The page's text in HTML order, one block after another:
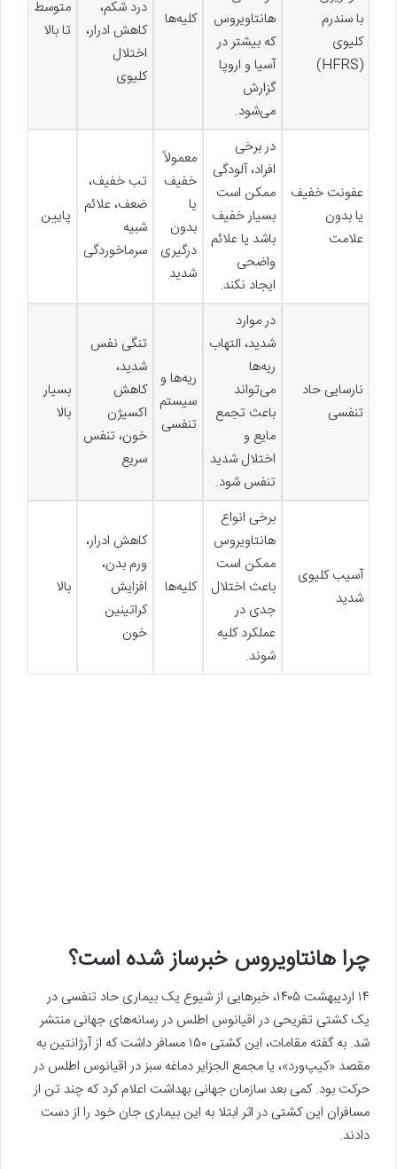
با سندرم
کلیوی
(HFRS)
هانتاویروس
که بیشتر در
آسیا و اروپا
گزارش
می‌شود.
کلیه‌ها
درد شکم،
کاهش ادرار،
اختلال
کلیوی
متوسط
تا بالا
عفونت خفیف
یا بدون
علامت
در برخی
افراد، آلودگی
ممکن است
بسیار خفیف
باشد یا علائم
واضحی
ایجاد نکند.
معمولاً
خفیف
یا
بدون
درگیری
شدید
تب خفیف،
ضعف، علائم
شبیه
سرماخوردگی
پایین
نارسایی حاد
تنفسی
در موارد
شدید، التهاب
ریه‌ها
می‌تواند
باعث تجمع
مایع و
اختلال شدید
تنفس شود.
ریه‌ها و
سیستم
تنفسی
تنگی نفس
شدید،
کاهش
اکسیژن
خون، تنفس
سریع
بسیار
بالا
آسیب کلیوی
شدید
برخی انواع
هانتاویروس
ممکن است
باعث اختلال
جدی در
عملکرد کلیه
شوند.
کلیه‌ها
کاهش ادرار،
ورم بدن،
افزایش
کراتینین
خون
بالا
چرا هانتاویروس خبرساز شده است؟
۱۴ اردیبهشت ۱۴۰۵، خبرهایی از شیوع یک بیماری حاد تنفسی در
یک کشتی تفریحی در اقیانوس اطلس در رسانه‌های جهانی منتشر
شد. به گفته مقامات، این کشتی ۱۵۰ مسافر داشت که از آرژانتین به
مقصد «کیپ‌ورد»، یا مجمع الجزایر دماغه سبز در اقیانوس اطلس در
حرکت بود. کمی بعد سازمان جهانی بهداشت اعلام کرد که چند تن از
مسافران این کشتی در اثر ابتلا به این بیماری جان خود را از دست
دادند.